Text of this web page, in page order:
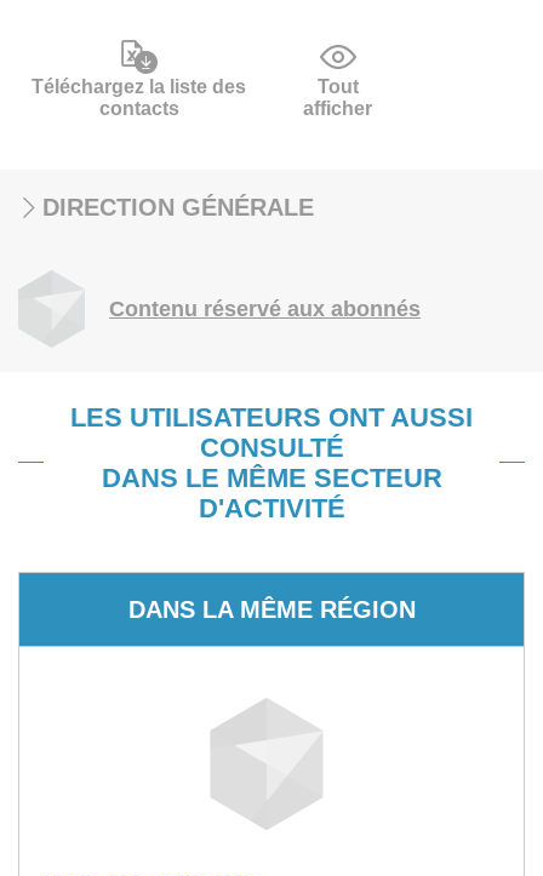
Téléchargez la liste des
contacts
Tout
afficher
DIRECTION GÉNÉRALE
Contenu réservé aux abonnés
LES UTILISATEURS ONT AUSSI
CONSULTÉ
DANS LE MÊME SECTEUR
D'ACTIVITÉ
DANS LA MÊME RÉGION